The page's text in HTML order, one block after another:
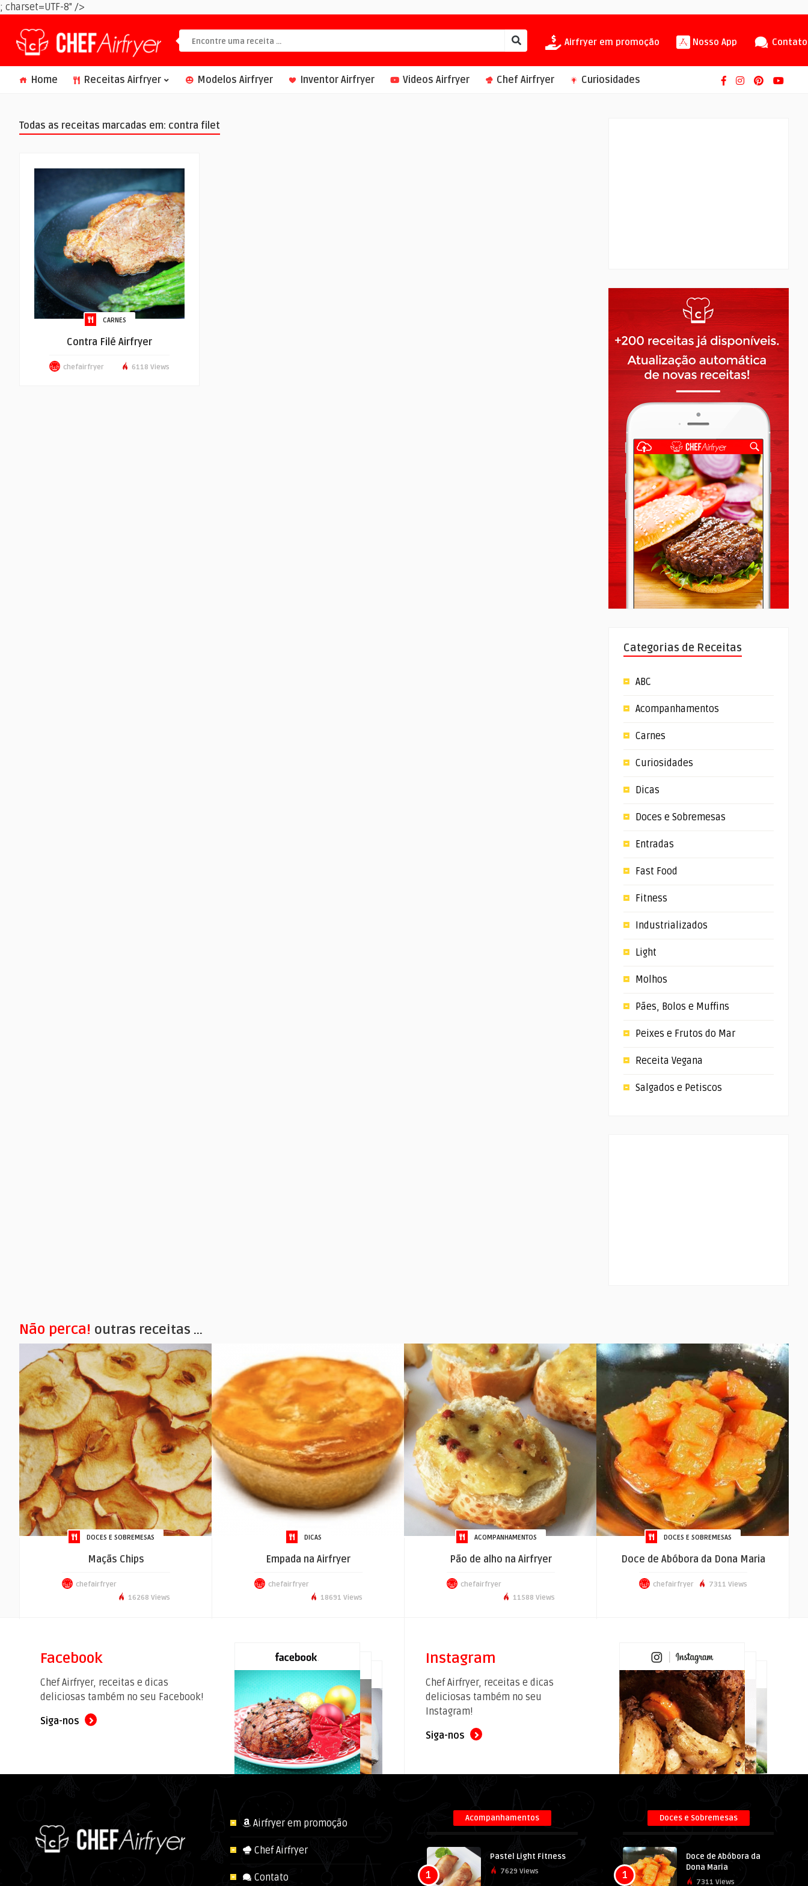
; charset=UTF-8" />
Airfryer em promoção Nosso App Contato
Home Receitas Airfryer Modelos Airfryer Inventor Airfryer Videos Airfryer Chef Airfryer Curiosidades
Todas as receitas marcadas em: contra filet
CARNES
Contra Filé Airfryer
chefairfryer 6118 Views
Categorias de Receitas
ABC
Acompanhamentos
Carnes
Curiosidades
Dicas
Doces e Sobremesas
Entradas
Fast Food
Fitness
Industrializados
Light
Molhos
Pães, Bolos e Muffins
Peixes e Frutos do Mar
Receita Vegana
Salgados e Petiscos
Não perca! outras receitas ...
DOCES E SOBREMESAS
Maçãs Chips
chefairfryer
16268 Views
DICAS
Empada na Airfryer
chefairfryer
18691 Views
ACOMPANHAMENTOS
Pão de alho na Airfryer
chefairfryer
11588 Views
DOCES E SOBREMESAS
Doce de Abóbora da Dona Maria
chefairfryer 7311 Views
Facebook
Chef Airfryer, receitas e dicas
deliciosas também no seu Facebook!
Siga-nos
Instagram
Chef Airfryer, receitas e dicas
deliciosas também no seu
Instagram!
Siga-nos
Airfryer em promoção
Chef Airfryer
Contato
Acompanhamentos
1
Pastel Light Fitness
7629 Views
Doces e Sobremesas
1
Doce de Abóbora da
Dona Maria
7311 Views